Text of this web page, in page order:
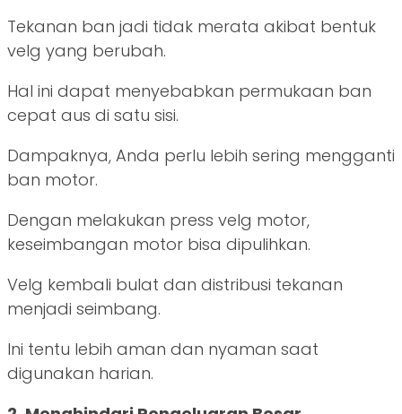
Tekanan ban jadi tidak merata akibat bentuk
velg yang berubah.
Hal ini dapat menyebabkan permukaan ban
cepat aus di satu sisi.
Dampaknya, Anda perlu lebih sering mengganti
ban motor.
Dengan melakukan press velg motor,
keseimbangan motor bisa dipulihkan.
Velg kembali bulat dan distribusi tekanan
menjadi seimbang.
Ini tentu lebih aman dan nyaman saat
digunakan harian.